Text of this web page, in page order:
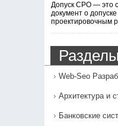
Допуск СРО — это
документ о
проектировочным
Web-Seo
Архитектура и
Банковские